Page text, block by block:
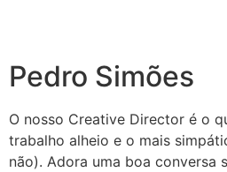
Pedro Simões
O nosso Creative Director é o
trabalho alheio e o mais
não). Adora uma boa conversa